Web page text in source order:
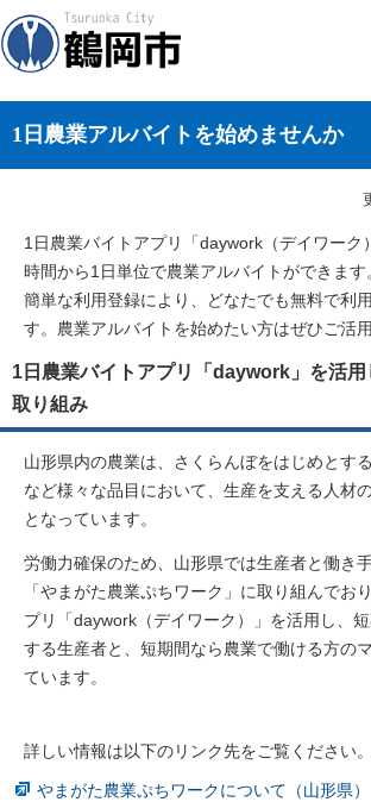
1日農業アルバイトを始めませんか
1日農業バイトアプリ「daywork（デイワーク
時間から1日単位で農業アルバイトができます
簡単な利用登録により、どなたでも無料で利
す。農業アルバイトを始めたい方はぜひご活用
1日農業バイトアプリ「daywork」を活
取り組み
山形県内の農業は、さくらんぼをはじめとす
など様々な品目において、生産を支える人材
となっています。
労働力確保のため、山形県では生産者と働き
「やまがた農業ぷちワーク」に取り組んでお
プリ「daywork（デイワーク）」を活用し、
する生産者と、短期間なら農業で働ける方の
ています。
詳しい情報は以下のリンク先をご覧ください。
やまがた農業ぷちワークについて（山形県）